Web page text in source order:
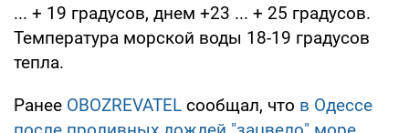
... + 19 градусов, днем +23 ... + 25 градусов.
Температура морской воды 18-19 градусов
тепла.
Ранее OBOZREVATEL сообщал, что в Одессе